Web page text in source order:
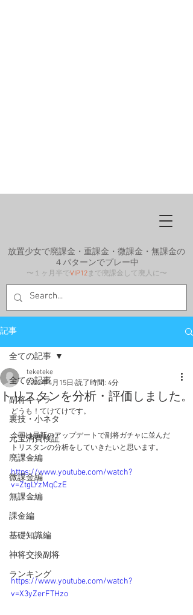
放置少女で廃課金・重課金・微課金・無課金の
４パターンでプレー中
〜１ヶ月半でVIP12まで廃課金して廃人に〜
記事
全ての記事
副将キャラ
裏技・小ネタ
元宝消費検証
廃課金編
微課金編
無課金編
課金編
基礎知識編
神将交換副将
ランキング
全ての記事
トリスタンを分析・評価しました。
teketeke
2022年4月15日 読了時間: 4分
どうも！てけてけです。
今回は最新のアップデートで副将ガチャに並んだ
トリスタンの分析をしていきたいと思います。
https://www.youtube.com/watch?
v=ZtgLYzMqCzE
https://www.youtube.com/watch?
v=X3yZerFTHzo